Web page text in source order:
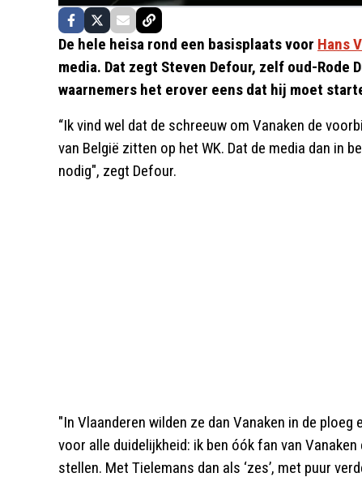
De hele heisa rond een basisplaats voor Hans
media. Dat zegt Steven Defour, zelf oud-Rode
waarnemers het erover eens dat hij moet
“Ik vind wel dat de schreeuw om Vanaken de
van België zitten op het WK. Dat de media dan in
nodig", zegt Defour.
"In Vlaanderen wilden ze dan Vanaken in de
voor alle duidelijkheid: ik ben óók fan van
stellen. Met Tielemans dan als ‘zes’, met puur